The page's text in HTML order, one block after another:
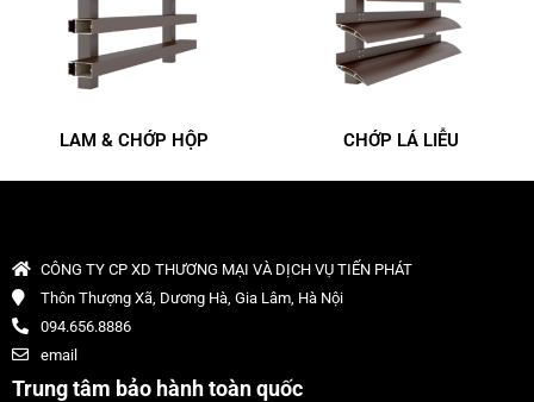
LAM & CHỚP HỘP CHỚP LÁ LIỄU
CÔNG TY CP XD THƯƠNG MẠI VÀ DỊCH VỤ TIẾN PHÁT
Thôn Thượng Xã, Dương Hà, Gia Lâm, Hà Nội
094.656.8886
email
Trung tâm bảo hành toàn quốc